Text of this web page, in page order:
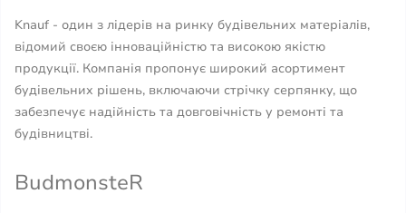
Knauf - один з лідерів на ринку будівельних матеріалів,
відомий своєю інноваційністю та високою якістю
продукції. Компанія пропонує широкий асортимент
будівельних рішень, включаючи стрічку серпянку, що
забезпечує надійність та довговічність у ремонті та
будівництві.
BudmonsteR